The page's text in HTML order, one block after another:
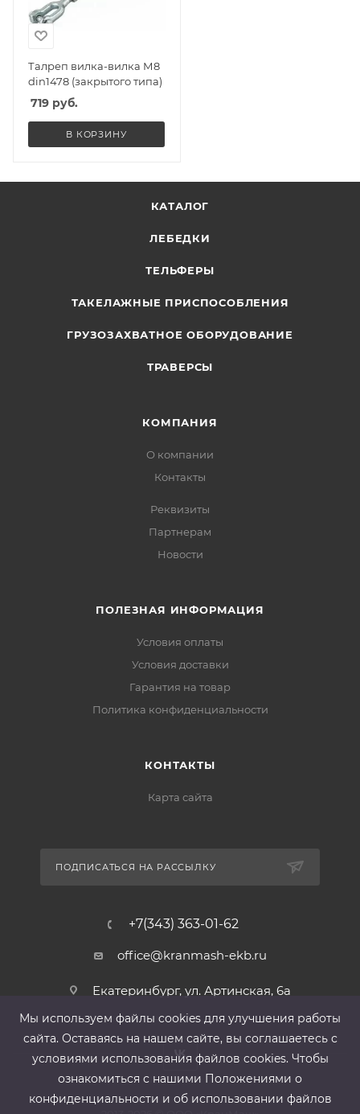
Талреп вилка-вилка М8
din1478 (закрытого типа)
719 руб.
В КОРЗИНУ
КАТАЛОГ
ЛЕБЕДКИ
ТЕЛЬФЕРЫ
ТАКЕЛАЖНЫЕ ПРИСПОСОБЛЕНИЯ
ГРУЗОЗАХВАТНОЕ ОБОРУДОВАНИЕ
ТРАВЕРСЫ
КОМПАНИЯ
О компании
Контакты
Реквизиты
Партнерам
Новости
ПОЛЕЗНАЯ ИНФОРМАЦИЯ
Условия оплаты
Условия доставки
Гарантия на товар
Политика конфиденциальности
КОНТАКТЫ
Карта сайта
ПОДПИСАТЬСЯ НА РАССЫЛКУ
+7(343) 363-01-62
office@kranmash-ekb.ru
Екатеринбург, ул. Артинская, 6а
Мы используем файлы cооkies для улучшения работы
сайта. Оставаясь на нашем сайте, вы соглашаетесь с
условиями использования файлов cооkies. Чтобы
ознакомиться с нашими Положениями о
конфиденциальности и об использовании файлов